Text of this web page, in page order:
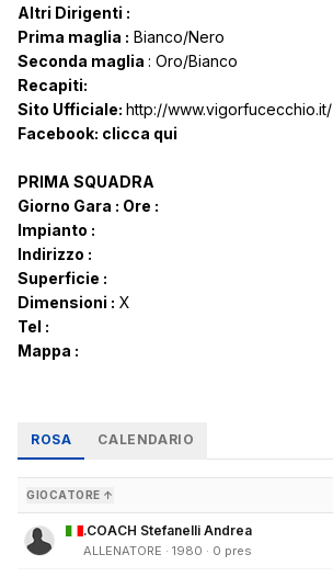
Altri Dirigenti :
Prima maglia : Bianco/Nero
Seconda maglia : Oro/Bianco
Recapiti:
Sito Ufficiale: http://www.vigorfucecchio.it/
Facebook: clicca qui
PRIMA SQUADRA
Giorno Gara : Ore :
Impianto :
Indirizzo :
Superficie :
Dimensioni : X
Tel :
Mappa :
ROSA CALENDARIO
GIOCATORE ↑
.COACH Stefanelli Andrea
ALLENATORE · 1980 · 0 pres